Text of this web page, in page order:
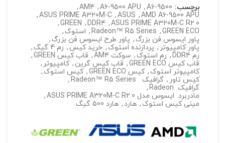
برچسب: A6-9500
,
A6-9500 APU
,
AM4
,
AMD A6-9500 APU
,
ASUS
,
ASUS PRIME A320M-C
,
ASUS PRIME A320M-C R2.0
,
DDR4
,
GREEN
,
GREEN ECO
,
Radeon™ R5 Series
, استوک ,
پاور ایسوس فن بزرگ , پاور طرح ایسوس فن بزرگ ,
پاور کامپیوتر , پردازنده استوک , خرید کیس , رم 4 گیگ
,
رم DDR4
, رم استوک , سوکت AM4 , قاب کیس GREEN
,
قاب کیس GREEN ECO
, قاب کیس گرین , کامپیوتر ,
کامپیوتر استوک , کیس GREEN ECO , کیس استوک ,
کیس تاور , گرافیک Radeon™ R5 Series
,
گرافیک Radeon
,
مادربرد ایسوس مدل ASUS PRIME A320M-C R2.0
,
مینی کیس استوک , هارد , هارد 500 گیگ